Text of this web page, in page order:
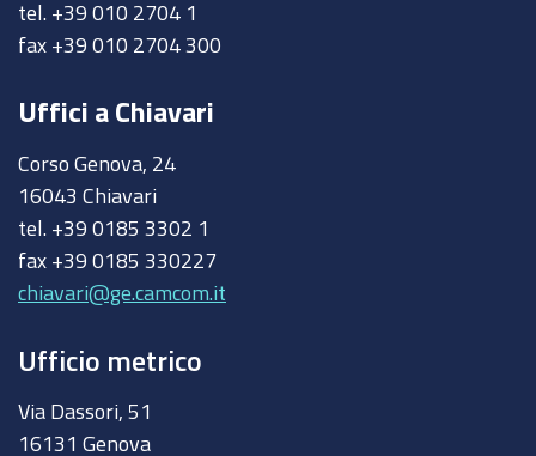
tel. +39 010 2704 1
fax +39 010 2704 300
Uffici a Chiavari
Corso Genova, 24
16043 Chiavari
tel. +39 0185 3302 1
fax +39 0185 330227
chiavari@ge.camcom.it
Ufficio metrico
Via Dassori, 51
16131 Genova